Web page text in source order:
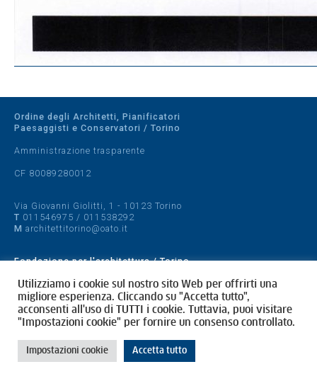
Ordine degli Architetti, Pianificatori
Paesaggisti e Conservatori / Torino
Amministrazione trasparente
CF 80089280012
Via Giovanni Giolitti, 1 - 10123 Torino
T 011546975 / 011538292
M architettitorino@oato.it
Fondazione per l'architettura / Torino
Designed by quattrolinee.it
Cookie Policy
Privacy Policy
Utilizziamo i cookie sul nostro sito Web per offrirti una
migliore esperienza. Cliccando su "Accetta tutto",
acconsenti all'uso di TUTTI i cookie. Tuttavia, puoi visitare
"Impostazioni cookie" per fornire un consenso controllato.
Impostazioni cookie Accetta tutto